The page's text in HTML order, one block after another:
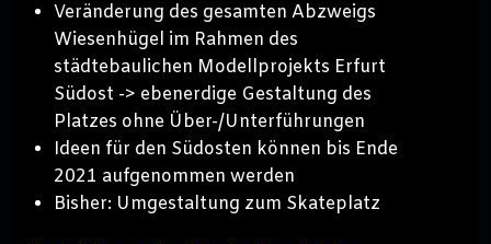
Veränderung des gesamten Abzweigs
Wiesenhügel im Rahmen des
städtebaulichen Modellprojekts Erfurt
Südost -> ebenerdige Gestaltung des
Platzes ohne Über-/Unterführungen
Ideen für den Südosten können bis Ende
2021 aufgenommen werden
Bisher: Umgestaltung zum Skateplatz